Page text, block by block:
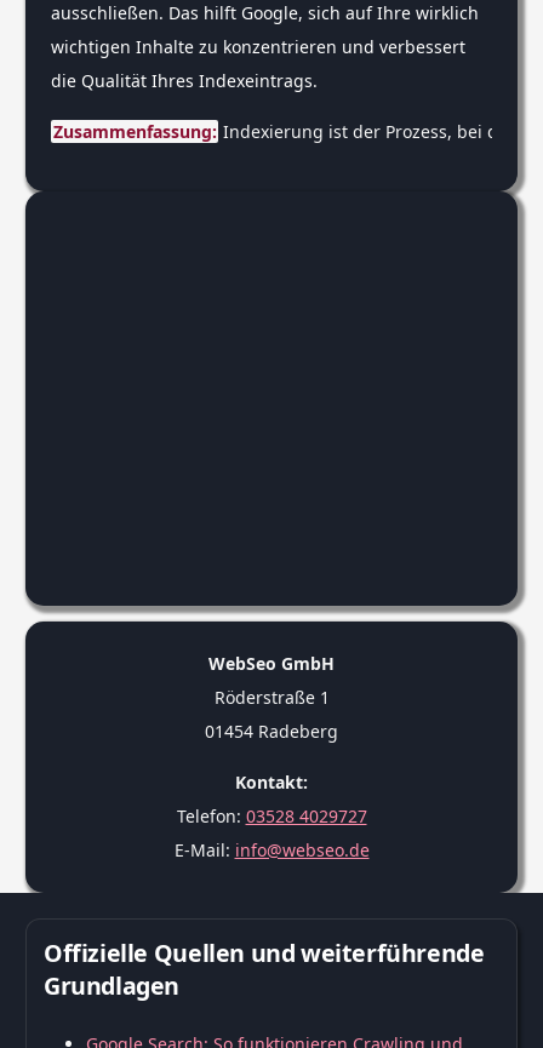
ausschließen. Das hilft Google, sich auf Ihre wirklich
wichtigen Inhalte zu konzentrieren und verbessert
die Qualität Ihres Indexeintrags.
Zusammenfassung: Indexierung ist der Prozess, bei dem
WebSeo GmbH
Röderstraße 1
01454 Radeberg
Kontakt:
Telefon: 03528 4029727
E-Mail: info@webseo.de
Offizielle Quellen und weiterführende
Grundlagen